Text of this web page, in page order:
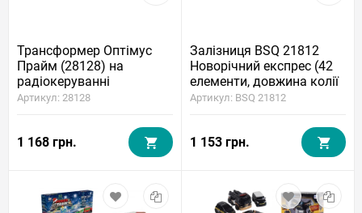
Трансформер Оптімус
Прайм (28128) на
радіокеруванні
Артикул: 28128
1 168 грн.
Залізниця BSQ 21812
Новорічний експрес (42
елементи, довжина колії
366 см)
Артикул: BSQ 21812
1 153 грн.